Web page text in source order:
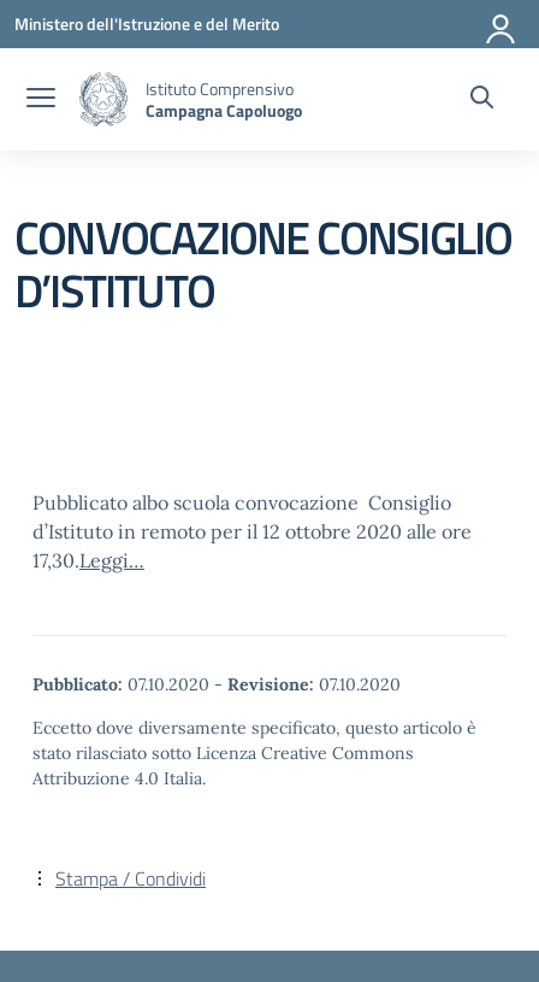
Vai ai contenuti
Vai al menu di navigazione
Vai al footer
Ministero dell'Istruzione e del Merito
Istituto Comprensivo
Campagna Capoluogo
CONVOCAZIONE CONSIGLIO
D’ISTITUTO
Pubblicato albo scuola convocazione Consiglio
d’Istituto in remoto per il 12 ottobre 2020 alle ore
17,30.Leggi…
Pubblicato: 07.10.2020 - Revisione: 07.10.2020
Eccetto dove diversamente specificato, questo articolo è
stato rilasciato sotto Licenza Creative Commons
Attribuzione 4.0 Italia.
Stampa / Condividi